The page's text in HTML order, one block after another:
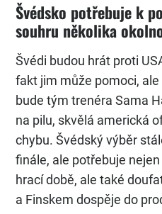
Švédsko potřebuje k
souhru několika
Švédi budou hrát proti
fakt jim může pomoci,
bude tým trenéra Sama
na pilu, skvělá americká
chybu. Švédský výběr
finále, ale potřebuje
hrací době, ale také
a Finskem dospěje do